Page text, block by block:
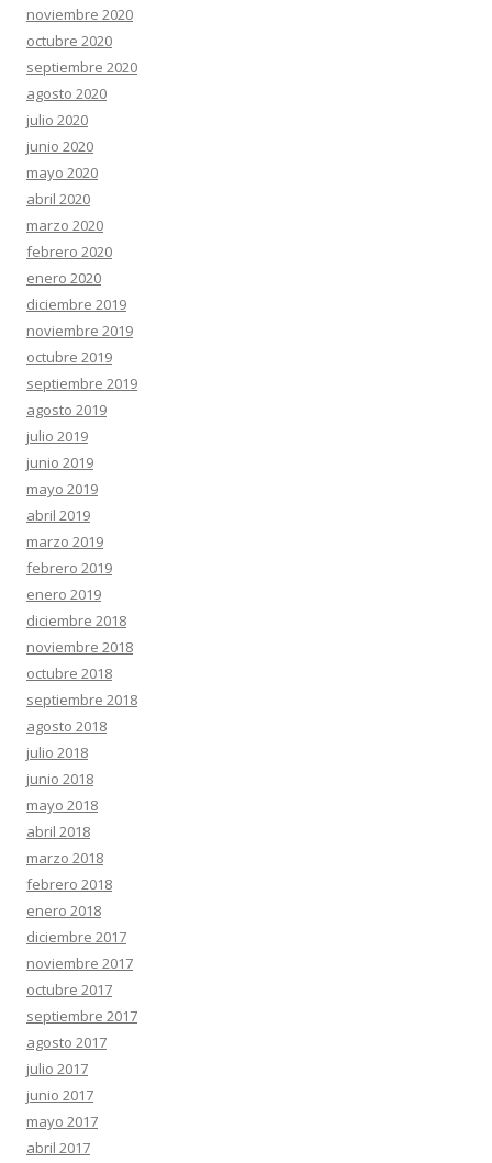
noviembre 2020
octubre 2020
septiembre 2020
agosto 2020
julio 2020
junio 2020
mayo 2020
abril 2020
marzo 2020
febrero 2020
enero 2020
diciembre 2019
noviembre 2019
octubre 2019
septiembre 2019
agosto 2019
julio 2019
junio 2019
mayo 2019
abril 2019
marzo 2019
febrero 2019
enero 2019
diciembre 2018
noviembre 2018
octubre 2018
septiembre 2018
agosto 2018
julio 2018
junio 2018
mayo 2018
abril 2018
marzo 2018
febrero 2018
enero 2018
diciembre 2017
noviembre 2017
octubre 2017
septiembre 2017
agosto 2017
julio 2017
junio 2017
mayo 2017
abril 2017